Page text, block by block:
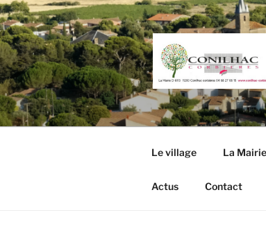
Aller
au
contenu
principal
Le village La Mairie
Actus Contact